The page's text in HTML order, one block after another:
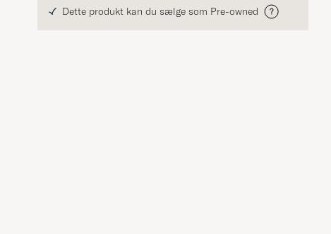
Dette produkt kan du sælge som Pre-owned